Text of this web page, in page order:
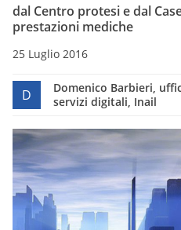
dal Centro protesi e dal
prestazioni mediche
25 Luglio 2016
D
Domenico Barbieri,
servizi digitali, Inail